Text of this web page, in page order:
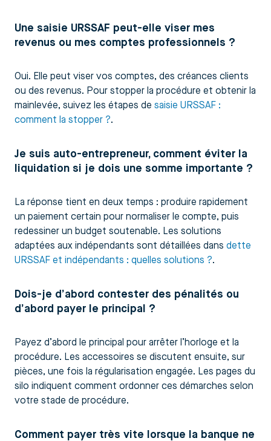
Une saisie URSSAF peut-elle viser mes
revenus ou mes comptes professionnels ?
Oui. Elle peut viser vos comptes, des créances clients
ou des revenus. Pour stopper la procédure et obtenir la
mainlevée, suivez les étapes de saisie URSSAF :
comment la stopper ?.
Je suis auto-entrepreneur, comment éviter la
liquidation si je dois une somme importante ?
La réponse tient en deux temps : produire rapidement
un paiement certain pour normaliser le compte, puis
redessiner un budget soutenable. Les solutions
adaptées aux indépendants sont détaillées dans dette
URSSAF et indépendants : quelles solutions ?.
Dois-je d’abord contester des pénalités ou
d’abord payer le principal ?
Payez d’abord le principal pour arrêter l’horloge et la
procédure. Les accessoires se discutent ensuite, sur
pièces, une fois la régularisation engagée. Les pages du
silo indiquent comment ordonner ces démarches selon
votre stade de procédure.
Comment payer très vite lorsque la banque ne